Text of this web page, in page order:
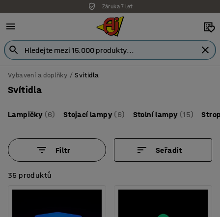
Záruka 7 let
Vybavení a doplňky Svítidla
Svítidla
Lampičky (6) Stojací lampy (6) Stolní lampy (15)
Filtr Seřadit
35 produktů